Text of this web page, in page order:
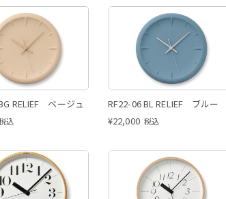
RELIEF ベージュ
込
RF22-06 BL RELIEF ブルー
¥22,000 税込